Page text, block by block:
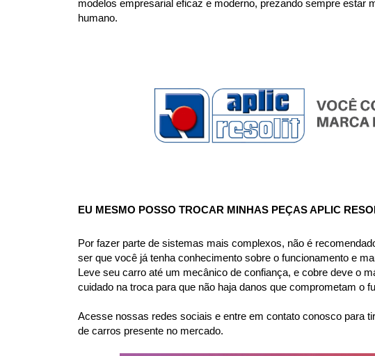
modelos empresarial eficaz e moderno, prezando sempre estar
humano.
EU MESMO POSSO TROCAR MINHAS PEÇAS APLIC
Por fazer parte de sistemas mais complexos, não é
ser que você já tenha conhecimento sobre o funcionamento e
Leve seu carro até um mecânico de confiança, e cobre deve o
cuidado na troca para que não haja danos que comprometam o
Acesse nossas redes sociais e entre em contato conosco para
de carros presente no mercado.